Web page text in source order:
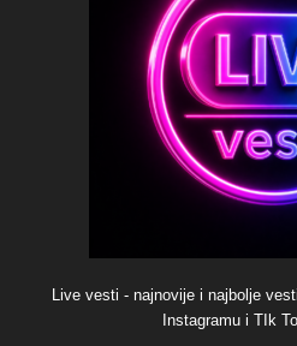
Live vesti - najnovije i najbolje
Instagramu i TIk